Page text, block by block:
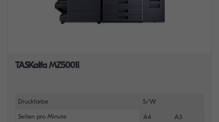
TASKalfa MZ5001i
Druckfarbe S/W
Seiten pro Minute A4 A3